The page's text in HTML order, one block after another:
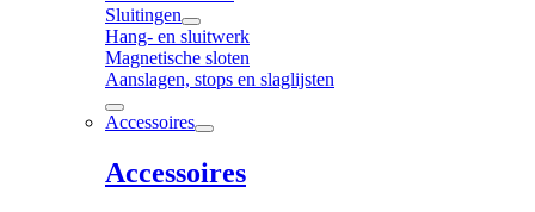
Sluitingen
Hang- en sluitwerk
Magnetische sloten
Aanslagen, stops en slaglijsten
Accessoires
Accessoires